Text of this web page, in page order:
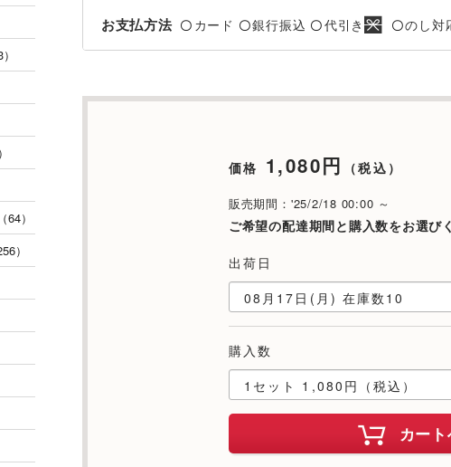
お支払方法 〇 カード 〇銀行振込 〇代引き 〇のし対
価格 1,080円 （税込）
販売期間：'25/2/18 00:00 ～
ご希望の配達期間と購入数をお選び
出荷日
購入数
カー
）
）